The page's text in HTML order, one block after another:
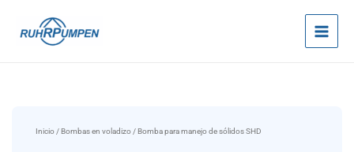
contenido
Inicio /Bombas en voladizo / Bomba para manejo de sólidos SHD